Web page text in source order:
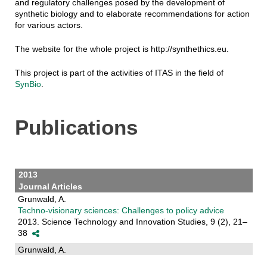
and regulatory challenges posed by the development of
synthetic biology and to elaborate recommendations for action
for various actors.
The website for the whole project is http://synthethics.eu.
This project is part of the activities of ITAS in the field of
SynBio.
Publications
2013
Journal Articles
Grunwald, A.
Techno-visionary sciences: Challenges to policy advice
2013. Science Technology and Innovation Studies, 9 (2), 21–
38
Grunwald, A.